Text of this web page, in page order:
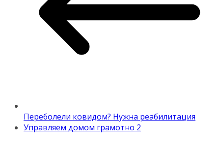
Переболели ковидом? Нужна реабилитация
Управляем домом грамотно 2